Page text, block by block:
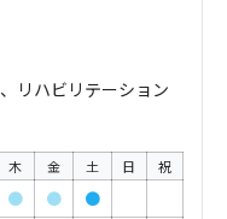
リハビリテーション
木 金 土 日 祝
● ●
●